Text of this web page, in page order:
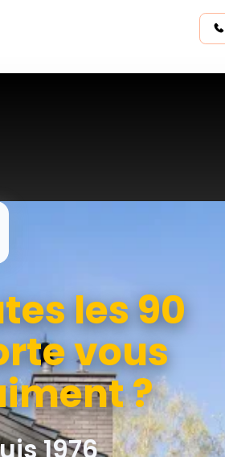
les 90
vous
?
1976